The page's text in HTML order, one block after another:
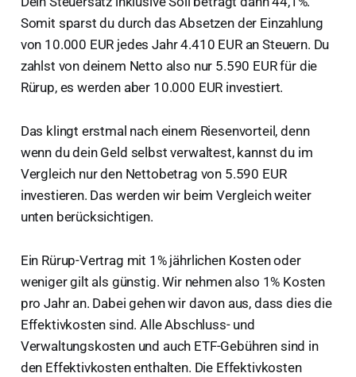
Somit sparst du durch das Absetzen der Einzahlung
von 10.000 EUR jedes Jahr 4.410 EUR an Steuern. Du
zahlst von deinem Netto also nur 5.590 EUR für die
Rürup, es werden aber 10.000 EUR investiert.
Das klingt erstmal nach einem Riesenvorteil, denn
wenn du dein Geld selbst verwaltest, kannst du im
Vergleich nur den Nettobetrag von 5.590 EUR
investieren. Das werden wir beim Vergleich weiter
unten berücksichtigen.
Ein Rürup-Vertrag mit 1% jährlichen Kosten oder
weniger gilt als günstig. Wir nehmen also 1% Kosten
pro Jahr an. Dabei gehen wir davon aus, dass dies die
Effektivkosten sind. Alle Abschluss- und
Verwaltungskosten und auch ETF-Gebühren sind in
den Effektivkosten enthalten. Die Effektivkosten